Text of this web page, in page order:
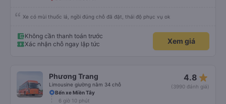
Xe có mùi thuốc lá, ngồi đúng chỗ đã đặt, thái độ phục vụ ok
Không cần thanh toán trước
Xác nhận chỗ ngay lập tức
Xem giá
Phương Trang
Limousine giường nằm 34 chỗ
4.8 star_rate
(3990 đánh giá)
Bến xe Miền Tây
6 giờ 10 phút